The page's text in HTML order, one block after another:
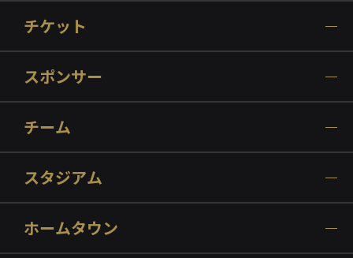
チケット
スポンサー
チーム
スタジアム
ホームタウン